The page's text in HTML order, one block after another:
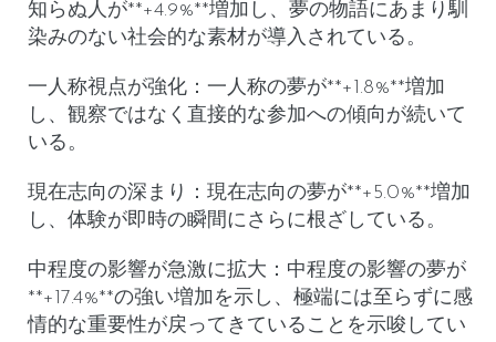
知らぬ人が**+4.9%**増加し、夢の物語にあまり馴
染みのない社会的な素材が導入されている。
一人称視点が強化 ： 一人称の夢が**+1.8%**増加
し、観察ではなく直接的な参加への傾向が続いて
いる。
現在志向の深まり ： 現在志向の夢が**+5.0%**増加
し、体験が即時の瞬間にさらに根ざしている。
中程度の影響が急激に拡大 ： 中程度の影響の夢が
**+17.4%**の強い増加を示し、極端には至らずに感
情的な重要性が戻ってきていることを示唆してい